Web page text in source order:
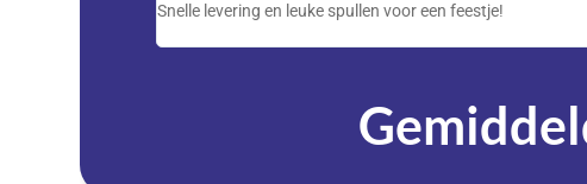
Snelle levering en leuke spullen voor een feestje!